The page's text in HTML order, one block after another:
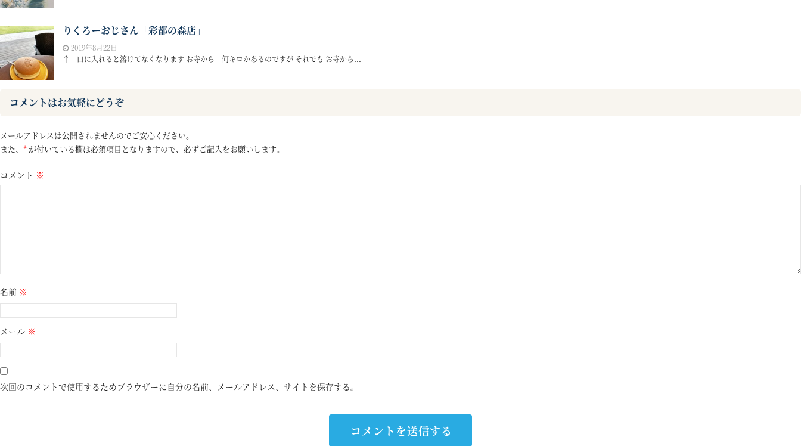
りくろーおじさん「彩都の森店」
2019年8月22日
↑ 口に入れると溶けてなくなります お寺から 何キロかあるのですが それでも お寺から...
コメントはお気軽にどうぞ
メールアドレスは公開されませんのでご安心ください。
また、 * が付いている欄は必須項目となりますので、必ずご記入をお願いします。
コメント ※
名前 ※
メール ※
次回のコメントで使用するためブラウザーに自分の名前、メールアドレス、サイトを保存する。